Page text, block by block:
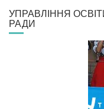
УПРАВЛІННЯ
РАДИ